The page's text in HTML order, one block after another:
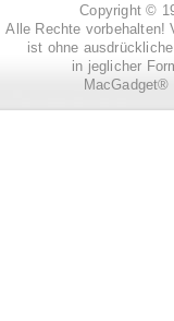
Copyright ©
Alle Rechte vorbehalten!
ist ohne
in jeglicher
MacGadget®